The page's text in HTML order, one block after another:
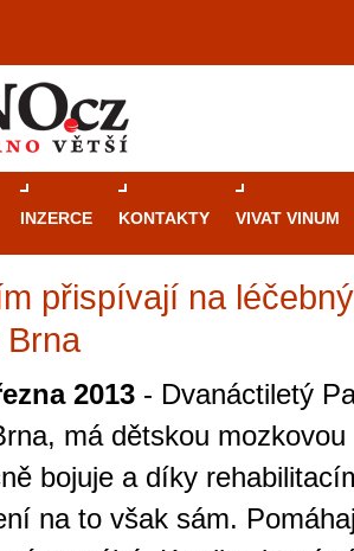
INZERCE KONTAKTY VIVAT VINUM
přispívají na
2013 - Dvanáctiletý
má dětskou
bojuje a díky
na to však sám.
Průvodce
Brno je
zajímavé
restaurace,
také místem, kde si